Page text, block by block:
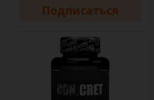
Подписаться